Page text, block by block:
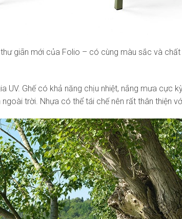
giãn mới của Folio – có cùng màu sắc và
UV. Ghế có khả năng chịu nhiệt, nắng mưa cực
trời. Nhựa có thể tái chế nên rất thân thiện